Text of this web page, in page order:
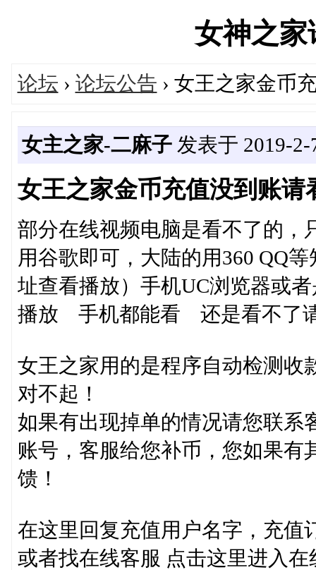
女神之
论坛 › 论坛公告 › 女王之家金币
女主之家-二麻子发表于 2019-2-
女王之家金币充值没到账请
部分在线视频电脑是看不了的，
用谷歌即可，大陆的用360 QQ
址查看播放）手机UC浏览器或
播放 手机都能看 还是看不了
女王之家用的是程序自动检测收
对不起！
如果有出现掉单的情况请您联系
账号，客服给您补币，您如果有
馈！
在这里回复充值用户名字，充值
或者找在线客服 点击这里进入在